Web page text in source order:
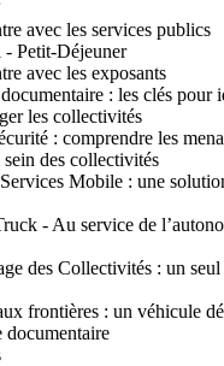
avec les services publics
- Petit-Déjeuner
avec les exposants
: les clés pour
les collectivités
: comprendre les
des collectivités
Mobile : une
- Au service de
des Collectivités : un seul
frontières : un véhicule
documentaire